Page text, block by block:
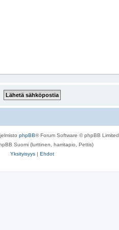
phpBB® Forum Software © phpBB Limited
Suomi (lurttinen, harritapio, Pettis)
Yksityisyys | Ehdot